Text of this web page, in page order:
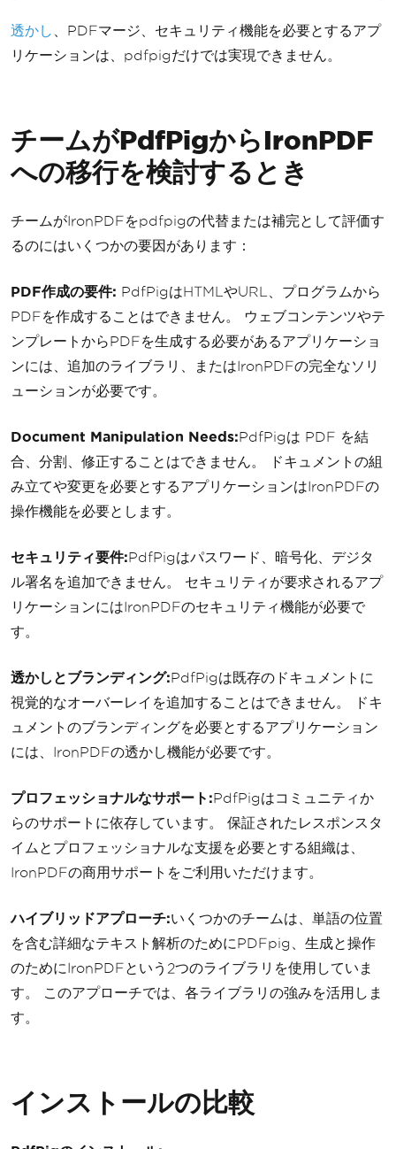
透かし
、PDFマージ、セキュリティ機能を必要とするアプ
リケーションは、pdfpigだけでは実現できません。
チームがPdfPigからIronPDF
への移行を検討するとき
チームがIronPDFをpdfpigの代替または補完として評価す
るのにはいくつかの要因があります：
PDF作成の要件: PdfPigはHTMLやURL、プログラムから
PDFを作成することはできません。 ウェブコンテンツやテ
ンプレートからPDFを生成する必要があるアプリケーショ
ンには、追加のライブラリ、またはIronPDFの完全なソリ
ューションが必要です。
Document Manipulation Needs:PdfPigは PDF を結
合、分割、修正することはできません。 ドキュメントの組
み立てや変更を必要とするアプリケーションはIronPDFの
操作機能を必要とします。
セキュリティ要件:PdfPigはパスワード、暗号化、デジタ
ル署名を追加できません。 セキュリティが要求されるアプ
リケーションにはIronPDFのセキュリティ機能が必要で
す。
透かしとブランディング:PdfPigは既存のドキュメントに
視覚的なオーバーレイを追加することはできません。 ドキ
ュメントのブランディングを必要とするアプリケーション
には、IronPDFの透かし機能が必要です。
プロフェッショナルなサポート:PdfPigはコミュニティか
らのサポートに依存しています。 保証されたレスポンスタ
イムとプロフェッショナルな支援を必要とする組織は、
IronPDFの商用サポートをご利用いただけます。
ハイブリッドアプローチ:いくつかのチームは、単語の位置
を含む詳細なテキスト解析のためにPDFpig、生成と操作
のためにIronPDFという2つのライブラリを使用していま
す。 このアプローチでは、各ライブラリの強みを活用しま
す。
インストールの比較